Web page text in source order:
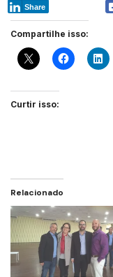
Share
Compartilhe isso:
Curtir isso:
Relacionado